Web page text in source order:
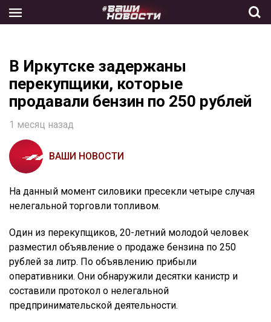
the
В Иркутске задержаны
перекупщики, которые
продавали бензин по 250 рублей
1 месяц назад
ВАШИ НОВОСТИ
На данный момент силовики пресекли четыре случая
нелегальной торговли топливом.
Один из перекупщиков, 20-летний молодой человек
разместил объявление о продаже бензина по 250
рублей за литр. По объявлению прибыли
оперативники. Они обнаружили десятки канистр и
составили протокол о нелегальной
предпринимательской деятельности.